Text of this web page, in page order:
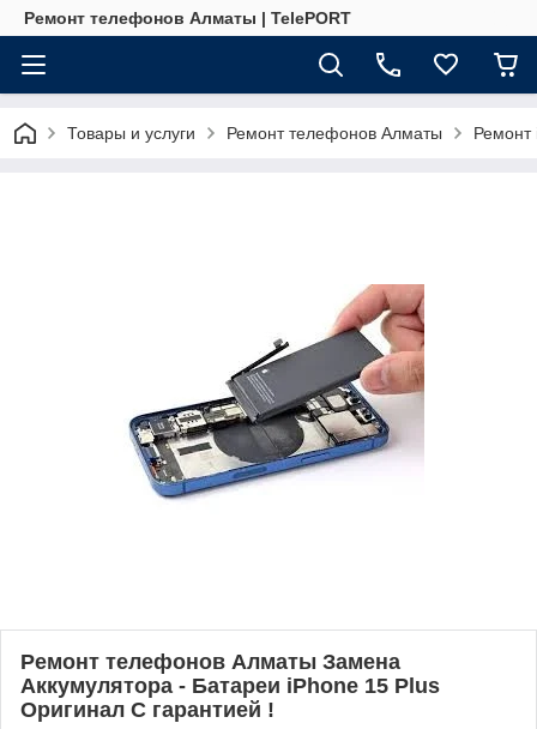
Ремонт телефонов Алматы | TelePORT
Товары и услуги Ремонт телефонов Алматы Ремонт
Ремонт телефонов Алматы Замена
Аккумулятора - Батареи iPhone 15 Plus
Оригинал С гарантией !